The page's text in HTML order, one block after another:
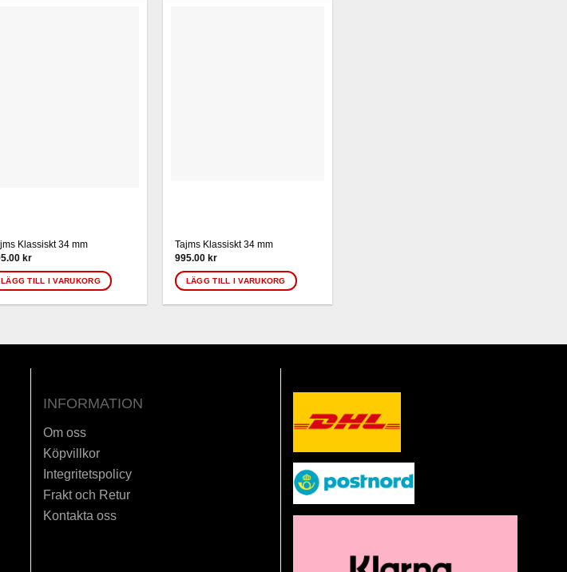
Klassiskt 34 mm
kr
LÄGG TILL I VARUKORG
Tajms Klassiskt 34 mm
995.00 kr
LÄGG TILL I VARUKORG
INFORMATION
Om oss
Köpvillkor
Integritetspolicy
Frakt och Retur
Kontakta oss